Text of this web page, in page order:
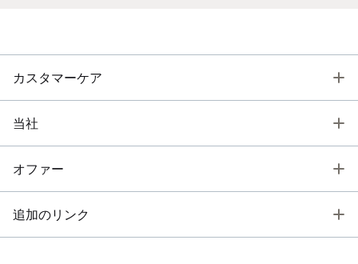
カスタマーケア
当社
オファー
追加のリンク